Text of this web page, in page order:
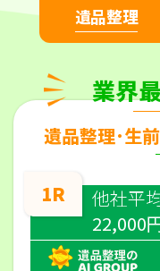
遺品整理
業界
遺品整理･生
1R
他社平
22,000